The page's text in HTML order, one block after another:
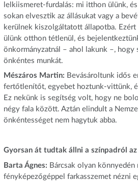
lelkiismeret-furdalás: mi itthon ülünk,
sokan elvesztik az állásukat vagy a
kerülnek kiszolgáltatott állapotba.
ülünk otthon tétlenül, és
önkormányzatnál – ahol lakunk –, hogy
önkéntes munkát.
Mészáros Martin: Bevásároltunk idős
fertőtlenítőt, egyebet hoztunk-vittünk,
Ez nekünk is segítség volt, hogy ne
négy fala között. Aztán elindult a
önkéntességet nem hagytuk abba.
Gyorsan át tudtak állni a színpadról
Barta Ágnes: Bárcsak olyan könnyedén
fényképezőgéppel farkasszemet nézni